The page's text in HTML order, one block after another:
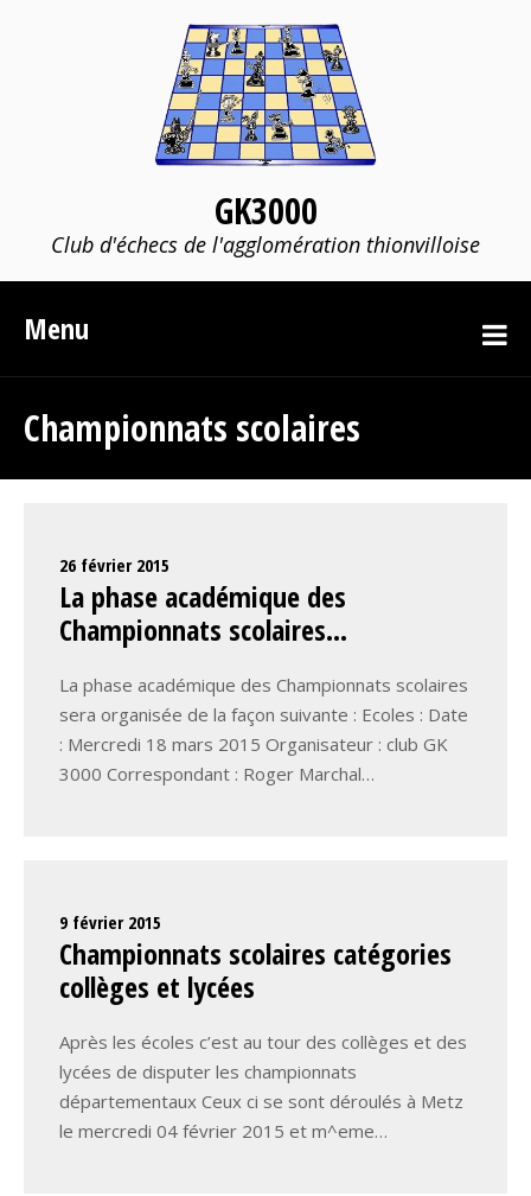
GK3000
Club d'échecs de l'agglomération thionvilloise
Menu
Championnats scolaires
26 février 2015
La phase académique des
Championnats scolaires…
La phase académique des Championnats scolaires
sera organisée de la façon suivante : Ecoles : Date
: Mercredi 18 mars 2015 Organisateur : club GK
3000 Correspondant : Roger Marchal…
9 février 2015
Championnats scolaires catégories
collèges et lycées
Après les écoles c’est au tour des collèges et des
lycées de disputer les championnats
départementaux Ceux ci se sont déroulés à Metz
le mercredi 04 février 2015 et m^eme…